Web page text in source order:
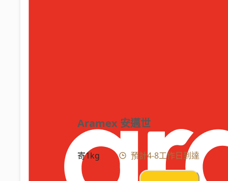
Aramex 安邁世
寄1kg 預計4-8工作日到達